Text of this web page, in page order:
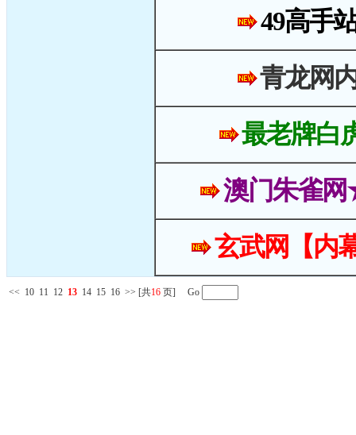
49高手
青龙网
最老牌白
澳门朱雀
玄武网【内
<< 10 11 12 13 14 15 16 >> [共16 页] Go